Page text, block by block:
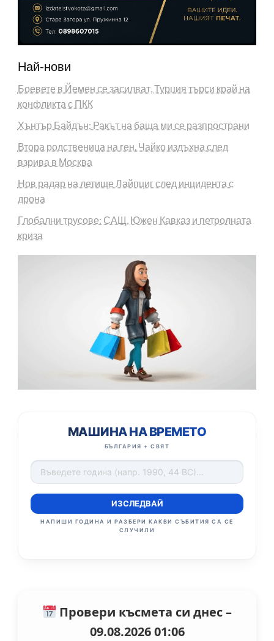
Най-нови
Боевете в Йемен се засилват, Турция търси край на
конфликта с ПКК
Хънтър Байдън: Ракът на баща ми се разпространи
Втора родственица на ген. Чайко издъхна след
взрива в Москва
Нов радар на летище Лайпциг след инцидента с
дрона
Глобални трусове: САЩ, Южен Кавказ и петролната
криза
МАШИНА НА ВРЕМЕТО
БЪЛГАРИЯ + СВЯТ
ИЗСЛЕДВАЙ
НАПИШИ ГОДИНА И РАЗБЕРИ КАКВИ СЪБИТИЯ СА СЕ
СЛУЧИЛИ
Провери късмета си днес –
09.08.2026 01:06